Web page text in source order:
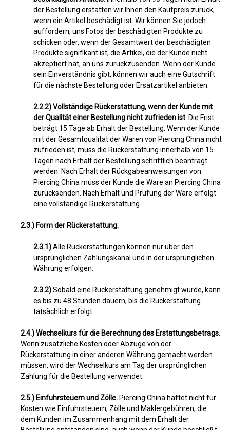
der Bestellung erstatten wir Ihnen den Kaufpreis zurück,
wenn ein Artikel beschädigt ist. Wir können Sie jedoch
auffordern, uns Fotos der beschädigten Produkte zu
schicken oder, wenn der Gesamtwert der beschädigten
Produkte signifikant ist, die Artikel, die der Kunde nicht
akzeptiert hat, an uns zurückzusenden. Wenn der Kunde
sein Einverständnis gibt, können wir auch eine Gutschrift
für die nächste Bestellung oder Ersatzartikel anbieten.
2.2.2) Vollständige Rückerstattung, wenn der Kunde mit
der Qualität einer Bestellung nicht zufrieden ist . Die Frist
beträgt 15 Tage ab Erhalt der Bestellung. Wenn der Kunde
mit der Gesamtqualität der Waren von Piercing China nicht
zufrieden ist, muss die Rückerstattung innerhalb von 15
Tagen nach Erhalt der Bestellung schriftlich beantragt
werden. Nach Erhalt der Rückgabeanweisungen von
Piercing China muss der Kunde die Ware an Piercing China
zurücksenden. Nach Erhalt und Prüfung der Ware erfolgt
eine vollständige Rückerstattung.
2.3.) Form der Rückerstattung:
2.3.1)Alle Rückerstattungen können nur über den
ursprünglichen Zahlungskanal und in der ursprünglichen
Währung erfolgen.
2.3.2)Sobald eine Rückerstattung genehmigt wurde, kann
es bis zu 48 Stunden dauern, bis die Rückerstattung
tatsächlich erfolgt.
2.4.) Wechselkurs für die Berechnung des Erstattungsbetrags
Wenn zusätzliche Kosten oder Abzüge von der
Rückerstattung in einer anderen Währung gemacht werden
müssen, wird der Wechselkurs am Tag der ursprünglichen
Zahlung für die Bestellung verwendet.
2.5.) Einfuhrsteuern und Zölle. Piercing China haftet nicht für
Kosten wie Einfuhrsteuern, Zölle und Maklergebühren, die
dem Kunden im Zusammenhang mit dem Erhalt der